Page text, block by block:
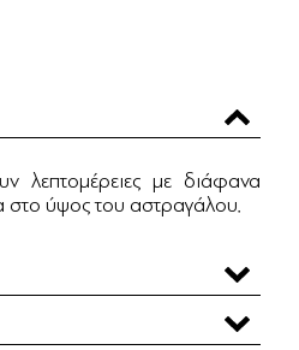
λεπτομέρειες με διάφανα
στο ύψος του αστραγάλου.